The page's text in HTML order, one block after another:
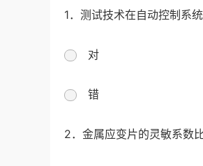
1．测试技术在自动控制系
对
错
2．金属应变片的灵敏系数